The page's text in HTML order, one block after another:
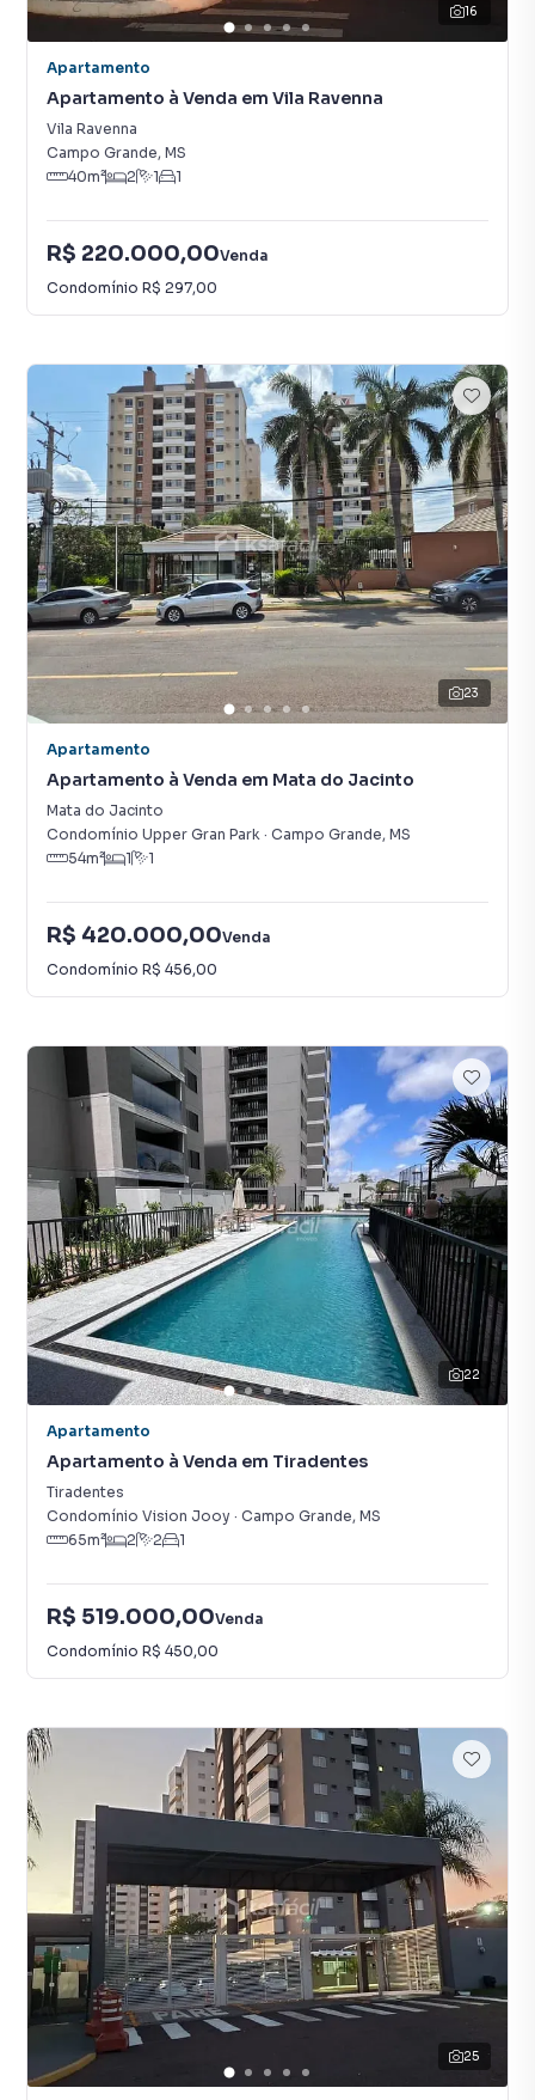
16
Apartamento
Apartamento à Venda em Vila Ravenna
Vila Ravenna
Campo Grande, MS
40m² 2 1 1
R$ 220.000,00Venda
Condomínio R$ 297,00
23
Apartamento
Apartamento à Venda em Mata do Jacinto
Mata do Jacinto
Condomínio Upper Gran Park · Campo Grande, MS
54m² 1 1
R$ 420.000,00Venda
Condomínio R$ 456,00
22
Apartamento
Apartamento à Venda em Tiradentes
Tiradentes
Condomínio Vision Jooy · Campo Grande, MS
65m² 2 2 1
R$ 519.000,00Venda
Condomínio R$ 450,00
25